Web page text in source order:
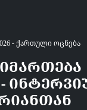
-ქართული ოცნება